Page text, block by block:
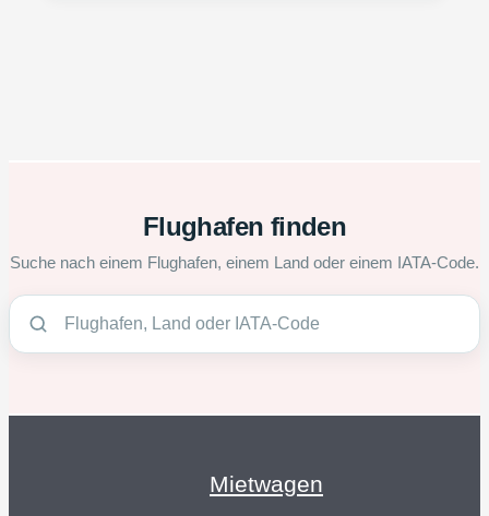
Flughafen finden
Suche nach einem Flughafen, einem Land oder einem IATA-Code.
Mietwagen